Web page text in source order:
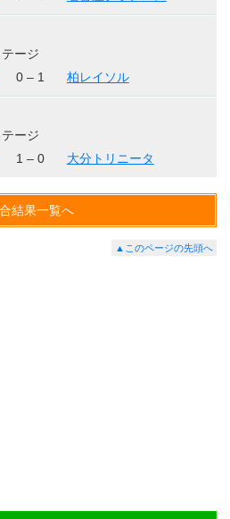
ージ
0 – 1 柏レイソル
ージ
1 – 0 大分トリニータ
結果一覧へ
▲このページの先頭へ